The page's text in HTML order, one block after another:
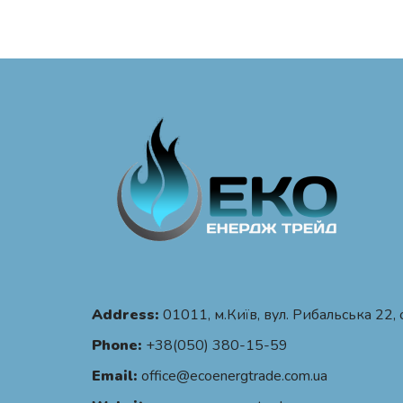
Address: 01011, м.Київ, вул. Рибальська 22,
Phone: +38(050) 380-15-59
Email: office@ecoenergtrade.com.ua